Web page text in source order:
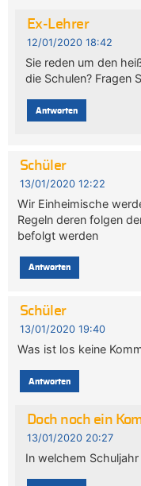
Ex-Lehrer
12/01/2020 18:42
Sie reden um den
die Schulen? Fragen
Antworten
Schüler
13/01/2020 12:22
Wir Einheimische
Regeln deren folgen
befolgt werden
Antworten
Schüler
13/01/2020 19:40
Was ist los keine
Antworten
Doch noch ein
13/01/2020 20:27
In welchem Schuljahr